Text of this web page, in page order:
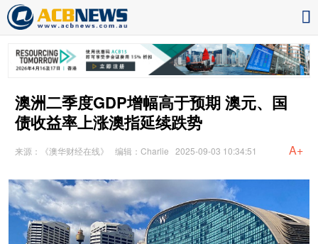
澳洲二季度GDP增幅高于预期 澳元、国
债收益率上涨澳指延续跌势
来源：《澳华财经在线》 编辑：Charlie 2025-09-03 10:34:51 A+